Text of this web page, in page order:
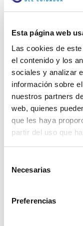
Esta página web
Las cookies de
el contenido y los
sociales y analizar
información sobre
nuestros partners
web, quienes
que les haya
partir del uso que
Necesarias
Preferencias